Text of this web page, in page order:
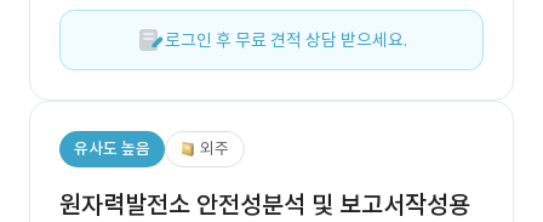
로그인 후 무료 견적 상담 받으세요.
유사도 높음 외주
원자력발전소 안전성분석 및 보고서작성용